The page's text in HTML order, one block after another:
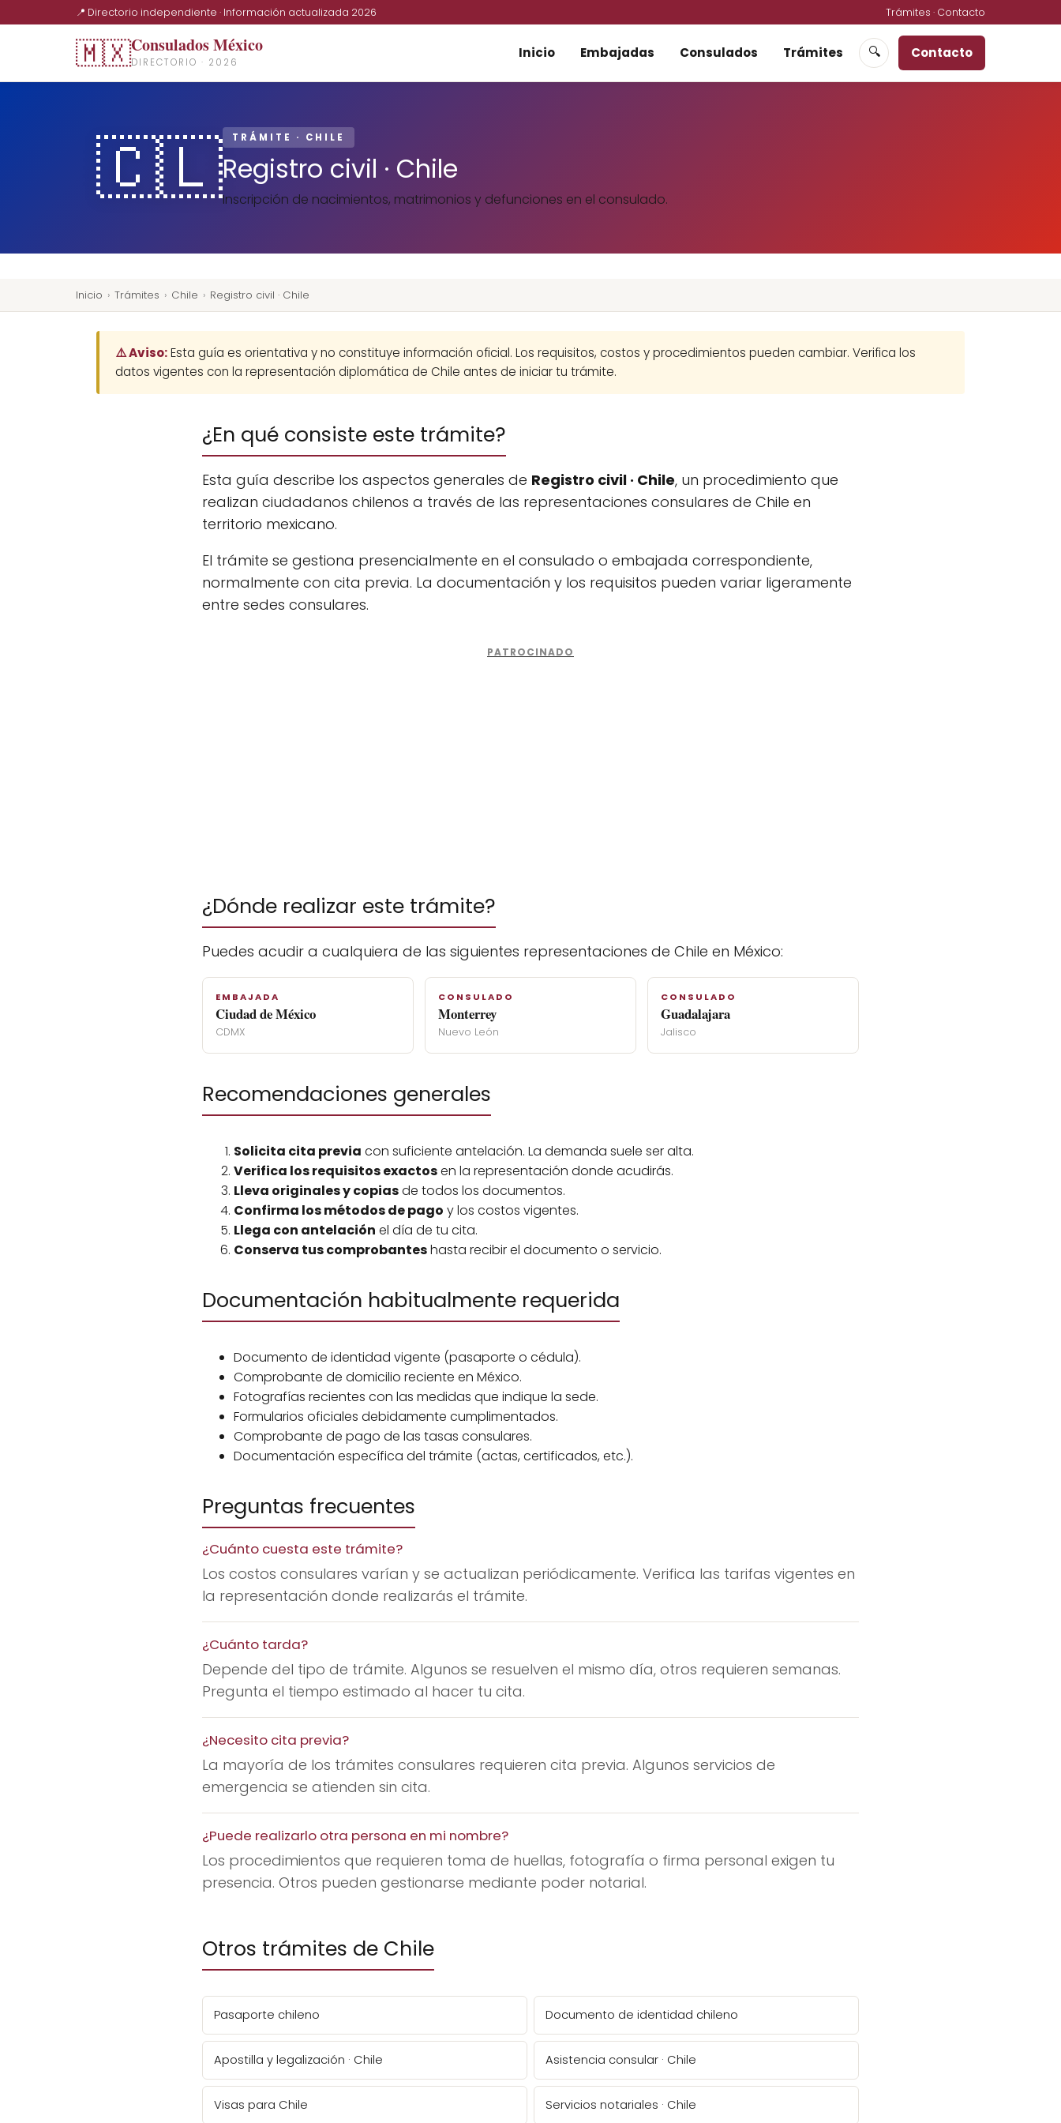
📍 Directorio independiente · Información actualizada 2026 Trámites · Contacto
🇲🇽Consulados México
DIRECTORIO · 2026
Inicio Embajadas Consulados Trámites 🔍 Contacto
🇨🇱 TRÁMITE · CHILE
Registro civil · Chile
Inscripción de nacimientos, matrimonios y defunciones en el consulado.
Inicio › Trámites › Chile › Registro civil · Chile
⚠️ Aviso:Esta guía es orientativa y no constituye información oficial. Los requisitos, costos y procedimientos pueden cambiar. Verifica los
datos vigentes con la representación diplomática de Chile antes de iniciar tu trámite.
¿En qué consiste este trámite?
Esta guía describe los aspectos generales de Registro civil · Chile, un procedimiento que
realizan ciudadanos chilenos a través de las representaciones consulares de Chile en
territorio mexicano.
El trámite se gestiona presencialmente en el consulado o embajada correspondiente,
normalmente con cita previa. La documentación y los requisitos pueden variar ligeramente
entre sedes consulares.
¿Dónde realizar este trámite?
Puedes acudir a cualquiera de las siguientes representaciones de Chile en México:
EMBAJADA
Ciudad de México
CDMX
CONSULADO
Monterrey
Nuevo León
CONSULADO
Guadalajara
Jalisco
Recomendaciones generales
Solicita cita previa con suficiente antelación. La demanda suele ser alta.
Verifica los requisitos exactosen la representación donde acudirás.
Lleva originales y copiasde todos los documentos.
Confirma los métodos de pago y los costos vigentes.
Llega con antelación el día de tu cita.
Conserva tus comprobanteshasta recibir el documento o servicio.
Documentación habitualmente requerida
Documento de identidad vigente (pasaporte o cédula).
Comprobante de domicilio reciente en México.
Fotografías recientes con las medidas que indique la sede.
Formularios oficiales debidamente cumplimentados.
Comprobante de pago de las tasas consulares.
Documentación específica del trámite (actas, certificados, etc.).
Preguntas frecuentes
¿Cuánto cuesta este trámite?
Los costos consulares varían y se actualizan periódicamente. Verifica las tarifas vigentes en
la representación donde realizarás el trámite.
¿Cuánto tarda?
Depende del tipo de trámite. Algunos se resuelven el mismo día, otros requieren semanas.
Pregunta el tiempo estimado al hacer tu cita.
¿Necesito cita previa?
La mayoría de los trámites consulares requieren cita previa. Algunos servicios de
emergencia se atienden sin cita.
¿Puede realizarlo otra persona en mi nombre?
Los procedimientos que requieren toma de huellas, fotografía o firma personal exigen tu
presencia. Otros pueden gestionarse mediante poder notarial.
Otros trámites de Chile
Pasaporte chileno Documento de identidad chileno
Apostilla y legalización · Chile Asistencia consular · Chile
Visas para Chile Servicios notariales · Chile